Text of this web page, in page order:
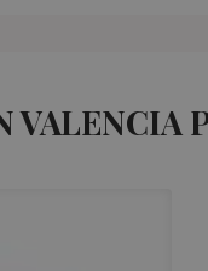
VALENCIA